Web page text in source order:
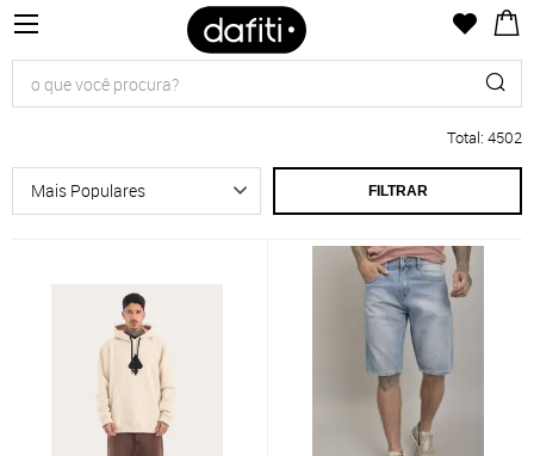
Total: 4502
FILTRAR